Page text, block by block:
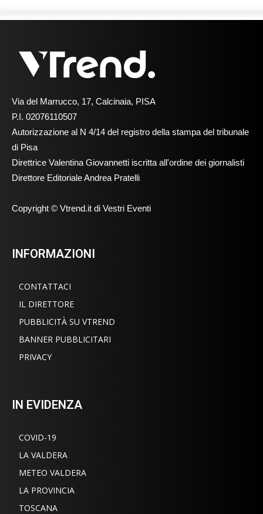
Via del Marrucco, 17, Calcinaia, PISA
P.I. 02076110507
Autorizzazione al N 4/14 del registro della stampa del tribunale
di Pisa
Direttrice Valentina Giovannetti iscritta all'ordine dei giornalisti
Direttore Editoriale Andrea Pratelli
Copyright © Vtrend.it di Vestri Eventi
INFORMAZIONI
CONTATTACI
IL DIRETTORE
PUBBLICITÀ SU VTREND
BANNER PUBBLICITARI
PRIVACY
IN EVIDENZA
COVID-19
LA VALDERA
METEO VALDERA
LA PROVINCIA
TOSCANA